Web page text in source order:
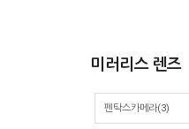
미러리스 렌즈
펜탁스카메라(3)